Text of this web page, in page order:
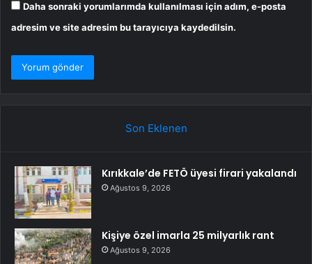
Daha sonraki yorumlarımda kullanılması için adım, e-posta
adresim ve site adresim bu tarayıcıya kaydedilsin.
Son Eklenen
Kırıkkale’de FETÖ üyesi firari yakalandı
Ağustos 9, 2026
Kişiye özel imarla 25 milyarlık rant
Ağustos 9, 2026